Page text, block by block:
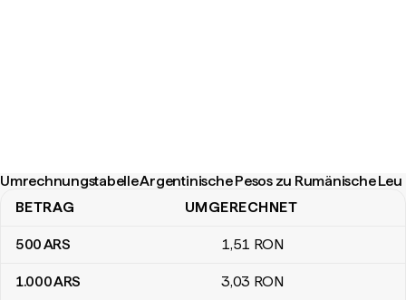
Umrechnungstabelle Argentinische Pesos zu Rumänische Leu
Umrechnungstabelle Argentinische Pesos zu Rumänische Leu
BETRAG UMGERECHNET
500ARS 1,51 RON
1.000ARS 3,03 RON